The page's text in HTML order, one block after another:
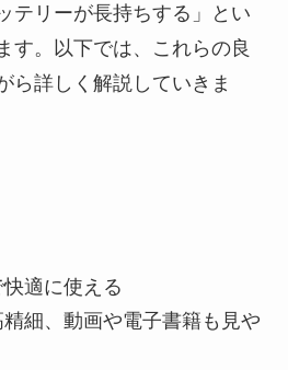
テリーが長持ちする」とい
す。以下では、これらの良
ら詳しく解説していきま
適に使える
細、動画や電子書籍も見や